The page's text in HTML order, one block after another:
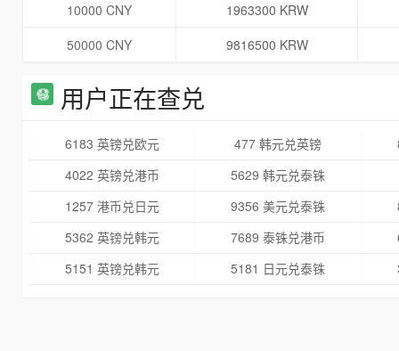
10000 CNY
1963300 KRW
50000 CNY
9816500 KRW
用户正在查兑
6183 英镑兑欧元 477 韩元兑英镑
4022 英镑兑港币
5629 韩元兑泰铢
1257 港币兑日元
9356 美元兑泰铢
5362 英镑兑韩元
7689 泰铢兑港币
5151 英镑兑韩元
5181 日元兑泰铢